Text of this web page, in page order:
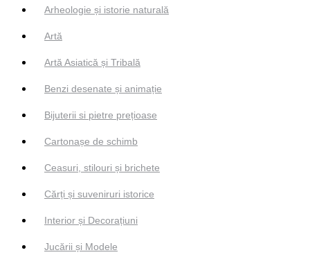
Arheologie și istorie naturală
Artă
Artă Asiatică și Tribală
Benzi desenate și animație
Bijuterii si pietre prețioase
Cartonașe de schimb
Ceasuri, stilouri și brichete
Cărți și suveniruri istorice
Interior și Decorațiuni
Jucării și Modele